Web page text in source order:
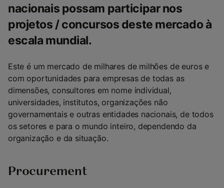
nacionais possam participar nos
projetos / concursos deste mercado à
escala mundial.
Este é um mercado de milhares de milhões de euros e
com oportunidades para empresas de todas as
dimensões, consultores em nome individual,
universidades, institutos, organizações não
governamentais e outras entidades nacionais, de todos
os setores e para o mundo inteiro, dependendo da
organização e da situação.
Procurement